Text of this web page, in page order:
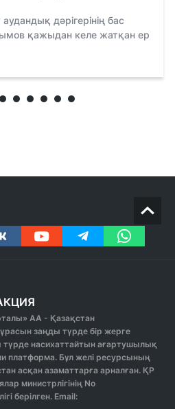
дәрігерінің бас
қажыдан келе жатқан ер
АА - Қазақстан
заңды түрде бір жерге
насихаттайтын ағартушылық
платформа. Бұл желі ресурсының
асқан азаматтарға арналған. ҚР
министрлігінің No
берілген. Email: